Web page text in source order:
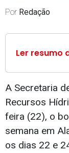
Por Redação
Ler resumo
A Secretaria
Recursos
feira (22), o
semana em
os dias 22 e